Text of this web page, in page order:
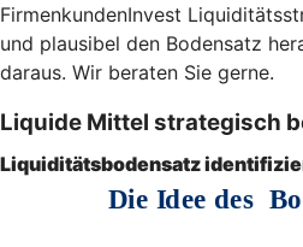
FirmenkundenInvest
und plausibel den Bodensatz
daraus. Wir beraten Sie gerne.
Liquide Mittel strategisch
Liquiditätsbodensatz